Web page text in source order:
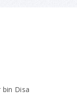
bin Disa